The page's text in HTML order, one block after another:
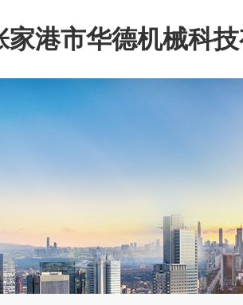
家港市华德机械科